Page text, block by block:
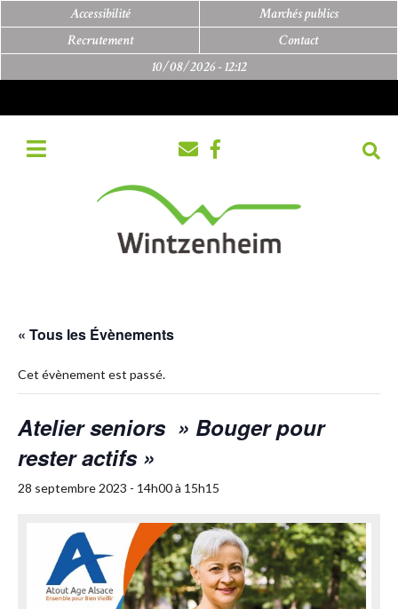
Accessibilité
Marchés publics
Recrutement
Contact
10/08/2026 -12:12
« Tous les Évènements
Cet évènement est passé.
Atelier seniors » Bouger pour
rester actifs »
28 septembre 2023 - 14h00à 15h15